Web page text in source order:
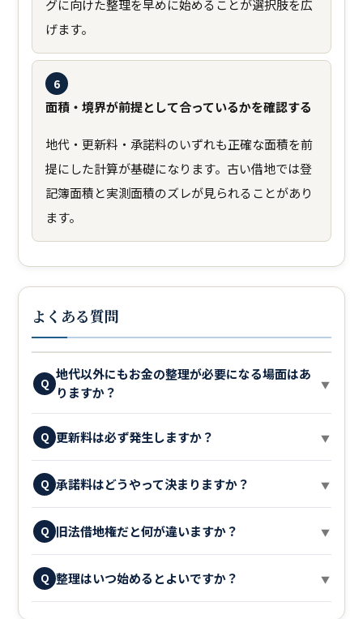
グに向けた整理を早めに始めることが選択肢を広
げます。
6
面積・境界が前提として合っているかを確認する
地代・更新料・承諾料のいずれも正確な面積を前
提にした計算が基礎になります。古い借地では登
記簿面積と実測面積のズレが見られることがあり
ます。
よくある質問
Q
地代以外にもお金の整理が必要になる場面はあ
りますか？
▼
Q 更新料は必ず発生しますか？ ▼
Q 承諾料はどうやって決まりますか？ ▼
Q 旧法借地権だと何が違いますか？ ▼
Q 整理はいつ始めるとよいですか？ ▼